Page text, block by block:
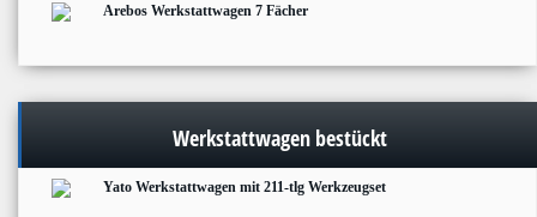
Arebos Werkstattwagen 7 Fächer
Werkstattwagen bestückt
Yato Werkstattwagen mit 211-tlg Werkzeugset